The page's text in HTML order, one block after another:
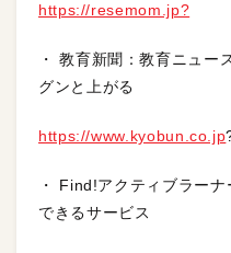
https://resemom.jp?
・ 教育新聞：教育ニュー
グンと上がる
https://www.kyobun.co.jp
・ Find!アクティブラー
できるサービス